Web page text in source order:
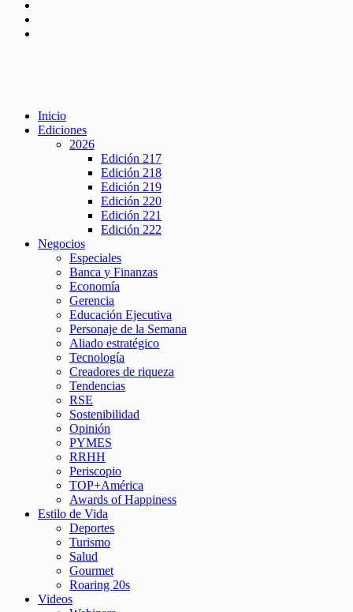
Inicio
Ediciones
2026
Edición 217
Edición 218
Edición 219
Edición 220
Edición 221
Edición 222
Negocios
Especiales
Banca y Finanzas
Economía
Gerencia
Educación Ejecutiva
Personaje de la Semana
Aliado estratégico
Tecnología
Creadores de riqueza
Tendencias
RSE
Sostenibilidad
Opinión
PYMES
RRHH
Periscopio
TOP+América
Awards of Happiness
Estilo de Vida
Deportes
Turismo
Salud
Gourmet
Roaring 20s
Videos